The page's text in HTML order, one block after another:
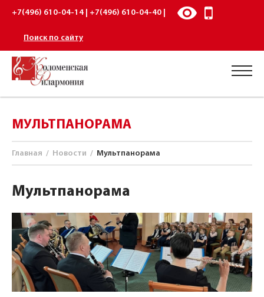
+7(496) 610-04-14 | +7(496) 610-04-40 |
Поиск по сайту
МУЛЬТПАНОРАМА
Главная / Новости / Мультпанорама
Мультпанорама